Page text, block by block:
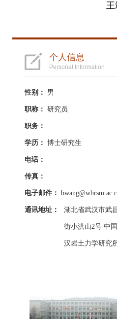
王
个人信息
Personal Information
性别： 男
职称： 研究员
职务：
学历： 博士研究生
电话：
传真：
电子邮件：
通讯地址： 湖北省武汉市武
街小洪山2号 中
汉岩土力学研究